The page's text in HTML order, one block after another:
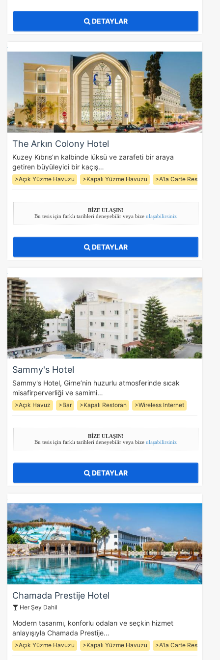
Pazarlama Çerezleri
Size ve ilgi alanlarınıza uygun reklamlar göstermek için
kullanılır. Kapatırsanız reklamları görmeye devam
Tercihleri Kaydet
DETAYLAR
The Arkın Colony Hotel
Kuzey Kıbrıs’ın kalbinde lüksü ve zarafeti bir araya
getiren büyüleyici bir kaçış…
>Açık Yüzme Havuzu >Kapalı Yüzme Havuzu >A'la Carte Restoran
BİZE ULAŞIN!
Bu tesis için farklı tarihleri deneyebilir veya bizeulaşabilirsiniz
DETAYLAR
Sammy's Hotel
Sammy's Hotel, Girne’nin huzurlu atmosferinde sıcak
misafirperverliği ve samimi…
>Açık Havuz >Bar >Kapalı Restoran >Wireless Internet
BİZE ULAŞIN!
Bu tesis için farklı tarihleri deneyebilir veya bizeulaşabilirsiniz
DETAYLAR
Chamada Prestije Hotel
Her Şey Dahil
Modern tasarımı, konforlu odaları ve seçkin hizmet
anlayışıyla Chamada Prestije…
>Açık Yüzme Havuzu >Kapalı Yüzme Havuzu >A'la Carte Restoran